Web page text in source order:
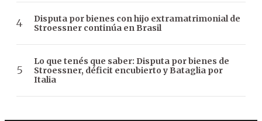
Disputa por bienes con hijo extramatrimonial de
Stroessner continúa en Brasil
Lo que tenés que saber: Disputa por bienes de
Stroessner, déficit encubierto y Bataglia por
Italia